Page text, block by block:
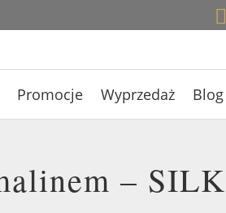

Promocje Wyprzedaż Blog
– SILK